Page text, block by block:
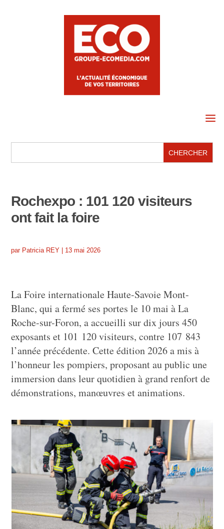
a
Rochexpo : 101 120 visiteurs
ont fait la foire
par Patricia REY 13 mai 2026
La Foire internationale Haute-Savoie Mont-
Blanc, qui a fermé ses portes le 10 mai à La
Roche-sur-Foron, a accueilli sur dix jours 450
exposants et 101 120 visiteurs, contre 107 843
l’année précédente. Cette édition 2026 a mis à
l’honneur les pompiers, proposant au public une
immersion dans leur quotidien à grand renfort de
démonstrations, manœuvres et animations.